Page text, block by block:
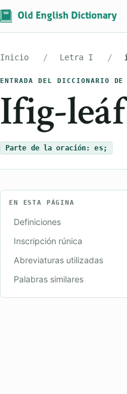
Inicio Letra I
ENTRADA DEL DICCIONARIO DE
Ifig-leáf
Parte de la oración: es;
EN ESTA PÁGINA
Definiciones
Inscripción rúnica
Abreviaturas utilizadas
Palabras similares